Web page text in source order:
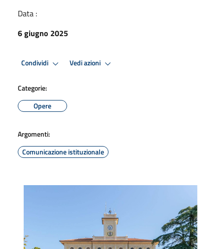
Data :
6 giugno 2025
Condividi Vedi azioni
Categorie:
Opere
Argomenti:
Comunicazione istituzionale